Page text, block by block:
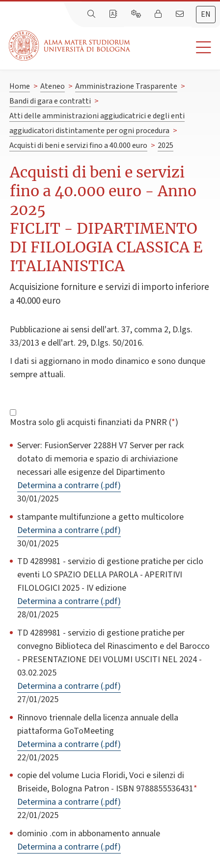
EN
Home > Ateneo > Amministrazione Trasparente >
Bandi di gara e contratti >
Atti delle amministrazioni aggiudicatrici e degli enti
aggiudicatori distintamente per ogni procedura >
Acquisti di beni e servizi fino a 40.000 euro > 2025
Acquisti di beni e servizi
fino a 40.000 euro - Anno
2025
FICLIT - DIPARTIMENTO
DI FILOLOGIA CLASSICA E
ITALIANISTICA
Acquisizione forniture e servizi di importo inferiore
a 40.000 euro
Pubblicazione ai sensi dell'art. 37, comma 2, D.lgs.
33/2013 e dell'art. 29, D.lgs. 50/2016.
I dati si aggiornano in modo dinamico e sono dunque
sempre attuali.
Mostra solo gli acquisti finanziati da PNRR (*)
Server: FusionServer 2288H V7 Server per rack
dotato di memoria e spazio di archiviazione
necessari alle esigenze del Dipartimento
Determina a contrarre (.pdf)
30/01/2025
stampante multifunzione a getto multicolore
Determina a contrarre (.pdf)
30/01/2025
TD 4289981 - servizio di gestione pratiche per ciclo
eventi LO SPAZIO DELLA PAROLA - APERITIVI
FILOLOGICI 2025 - IV edizione
Determina a contrarre (.pdf)
28/01/2025
TD 4289981 - servizio di gestione pratiche per
convegno Biblioteca del Rinascimento e del Barocco
- PRESENTAZIONE DEI VOLUMI USCITI NEL 2024 -
03.02.2025
Determina a contrarre (.pdf)
27/01/2025
Rinnovo triennale della licenza annuale della
piattaforma GoToMeeting
Determina a contrarre (.pdf)
22/01/2025
copie del volume Lucia Floridi, Voci e silenzi di
Briseide, Bologna Patron - ISBN 9788855536431*
Determina a contrarre (.pdf)
22/01/2025
dominio .com in abbonamento annuale
Determina a contrarre (.pdf)